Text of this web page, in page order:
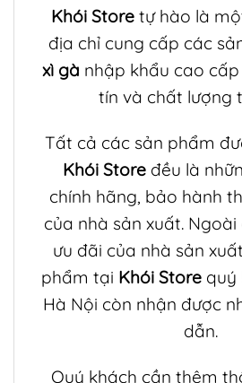
Khói Store tự hào là
địa chỉ cung cấp các
xì gà nhập khẩu cao
tín và chất lượng
Tất cả các sản phẩm
Khói Stoređều là
chính hãng, bảo hành
của nhà sản xuất.
ưu đãi của nhà sản
phẩm tại Khói Store quý
Hà Nội còn nhận được
dẫn.
Quý khách cần thêm